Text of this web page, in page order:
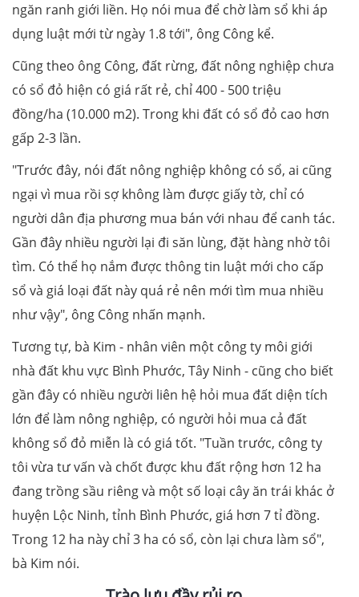
ngăn ranh giới liền. Họ nói mua để chờ làm sổ khi áp
dụng luật mới từ ngày 1.8 tới", ông Công kể.
Cũng theo ông Công, đất rừng, đất nông nghiệp chưa
có sổ đỏ hiện có giá rất rẻ, chỉ 400 - 500 triệu
đồng/ha (10.000 m2). Trong khi đất có sổ đỏ cao hơn
gấp 2-3 lần.
"Trước đây, nói đất nông nghiệp không có sổ, ai cũng
ngại vì mua rồi sợ không làm được giấy tờ, chỉ có
người dân địa phương mua bán với nhau để canh tác.
Gần đây nhiều người lại đi săn lùng, đặt hàng nhờ tôi
tìm. Có thể họ nắm được thông tin luật mới cho cấp
sổ và giá loại đất này quá rẻ nên mới tìm mua nhiều
như vậy", ông Công nhấn mạnh.
Tương tự, bà Kim - nhân viên một công ty môi giới
nhà đất khu vực Bình Phước, Tây Ninh - cũng cho biết
gần đây có nhiều người liên hệ hỏi mua đất diện tích
lớn để làm nông nghiệp, có người hỏi mua cả đất
không sổ đỏ miễn là có giá tốt. "Tuần trước, công ty
tôi vừa tư vấn và chốt được khu đất rộng hơn 12 ha
đang trồng sầu riêng và một số loại cây ăn trái khác ở
huyện Lộc Ninh, tỉnh Bình Phước, giá hơn 7 tỉ đồng.
Trong 12 ha này chỉ 3 ha có sổ, còn lại chưa làm sổ",
bà Kim nói.